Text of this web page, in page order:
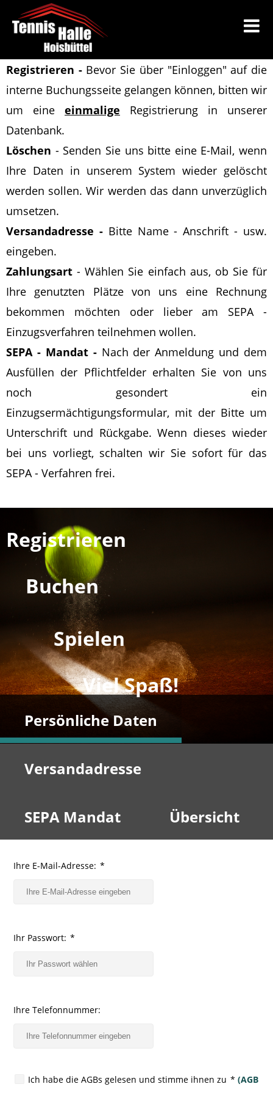
Registrieren - Bevor Sie über "Einloggen" auf die
interne Buchungsseite gelangen können, bitten wir
um eine einmalige Registrierung in unserer
Datenbank.
Löschen - Senden Sie uns bitte eine E-Mail, wenn
Ihre Daten in unserem System wieder gelöscht
werden sollen. Wir werden das dann unverzüglich
umsetzen.
Versandadresse - Bitte Name - Anschrift - usw.
eingeben.
Zahlungsart - Wählen Sie einfach aus, ob Sie für
Ihre genutzten Plätze von uns eine Rechnung
bekommen möchten oder lieber am SEPA -
Einzugsverfahren teilnehmen wollen.
SEPA - Mandat - Nach der Anmeldung und dem
Ausfüllen der Pflichtfelder erhalten Sie von uns
noch gesondert ein
Einzugsermächtigungsformular, mit der Bitte um
Unterschrift und Rückgabe. Wenn dieses wieder
bei uns vorliegt, schalten wir Sie sofort für das
SEPA - Verfahren frei.
Registrieren
Buchen
Spielen
Viel Spaß!
Persönliche Daten
Versandadresse
SEPA Mandat Übersicht
Ihre E-Mail-Adresse: *
Ihr Passwort: *
Ihre Telefonnummer:
Ich habe die AGBs gelesen und stimme ihnen zu * (AGB